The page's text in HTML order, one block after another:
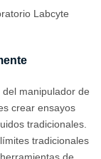
Labcyte
manipulador de
crear ensayos
tradicionales.
tradicionales
de